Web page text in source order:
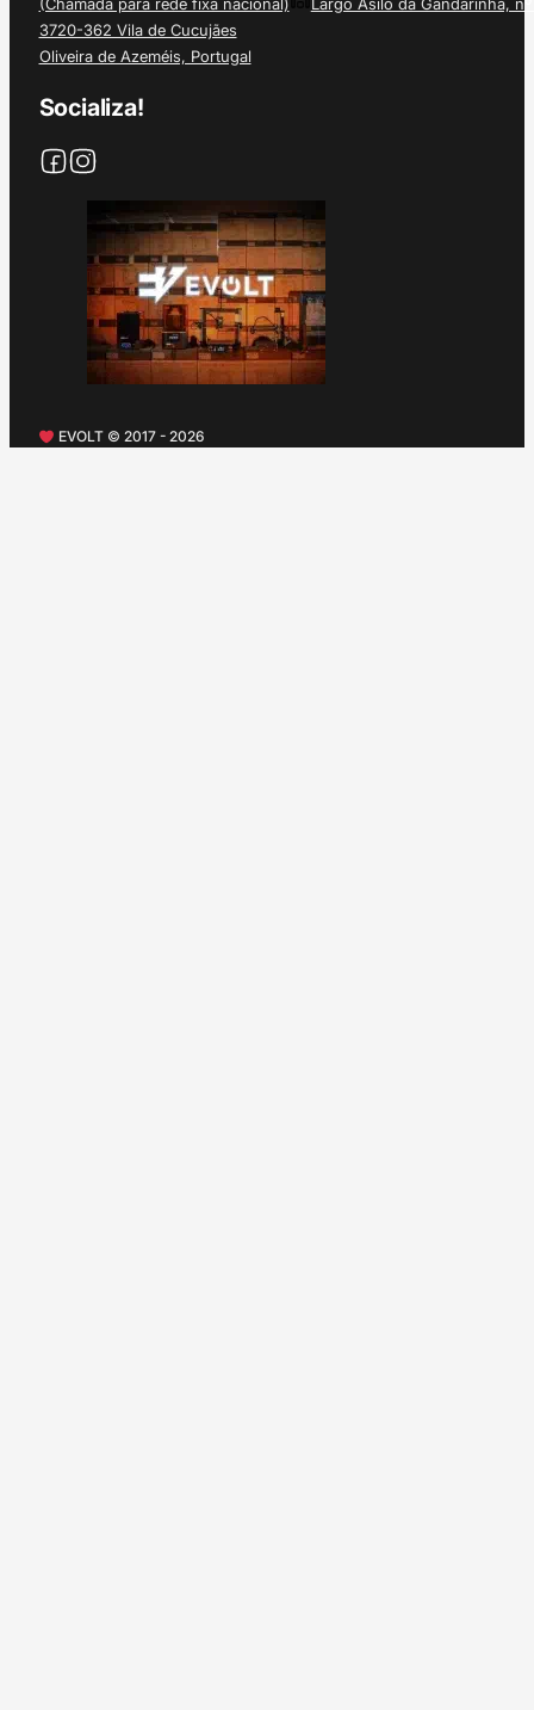
3720-362 Vila de Cucujães
Oliveira de Azeméis, Portugal
Socializa!
EVOLT © 2017 - 2026